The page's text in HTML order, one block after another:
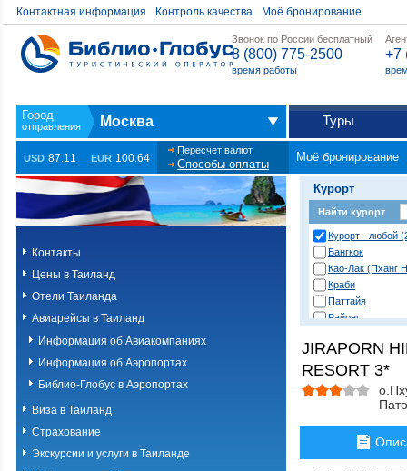
Контактная информация Контроль качества Моё бронирование
Звонок по России бесплатный
8 (800) 775-2500
время работы
+7
Москва Туры
USD 87.11 EUR 100.64
Пересчет валют
Способы оплаты
Моё бронирование
Контакты
Цены в Таиланд
Отели Таиланда
Авиарейсы в Таиланд
Информация об Авиакомпаниях
Информация об Аэропортах
Библио-Глобус в Аэропортах
Виза в Таиланд
Страхование
Экскурсии и услуги в Таиланде
Курорт
Найти курорт
Курорт - любой
Бангкок
Као-Лак (Пханг
Краби
Паттайя
Районг
о. Пханган
о.Ланта
о.Пхи-Пхи
о.Пхукет.
о.Пхукет. Пляж
JIRAPORN
RESORT 3*